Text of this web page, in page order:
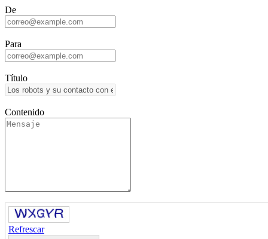
De
Para
Título
Contenido
Refrescar